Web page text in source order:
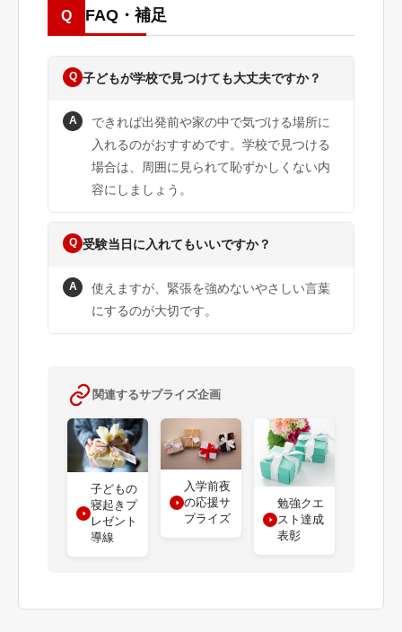
Q FAQ・補足
Q 子どもが学校で見つけても大丈夫ですか？
A
できれば出発前や家の中で気づける場所に
入れるのがおすすめです。学校で見つける
場合は、周囲に見られて恥ずかしくない内
容にしましょう。
Q 受験当日に入れてもいいですか？
A
使えますが、緊張を強めないやさしい言葉
にするのが大切です。
関連するサプライズ企画
子どもの
寝起きプ
レゼント
導線
入学前夜
の応援サ
プライズ
勉強クエ
スト達成
表彰